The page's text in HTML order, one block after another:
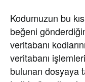
Kodumuzun bu
beğeni
veritabanı
veritabanı
bulunan dosyaya